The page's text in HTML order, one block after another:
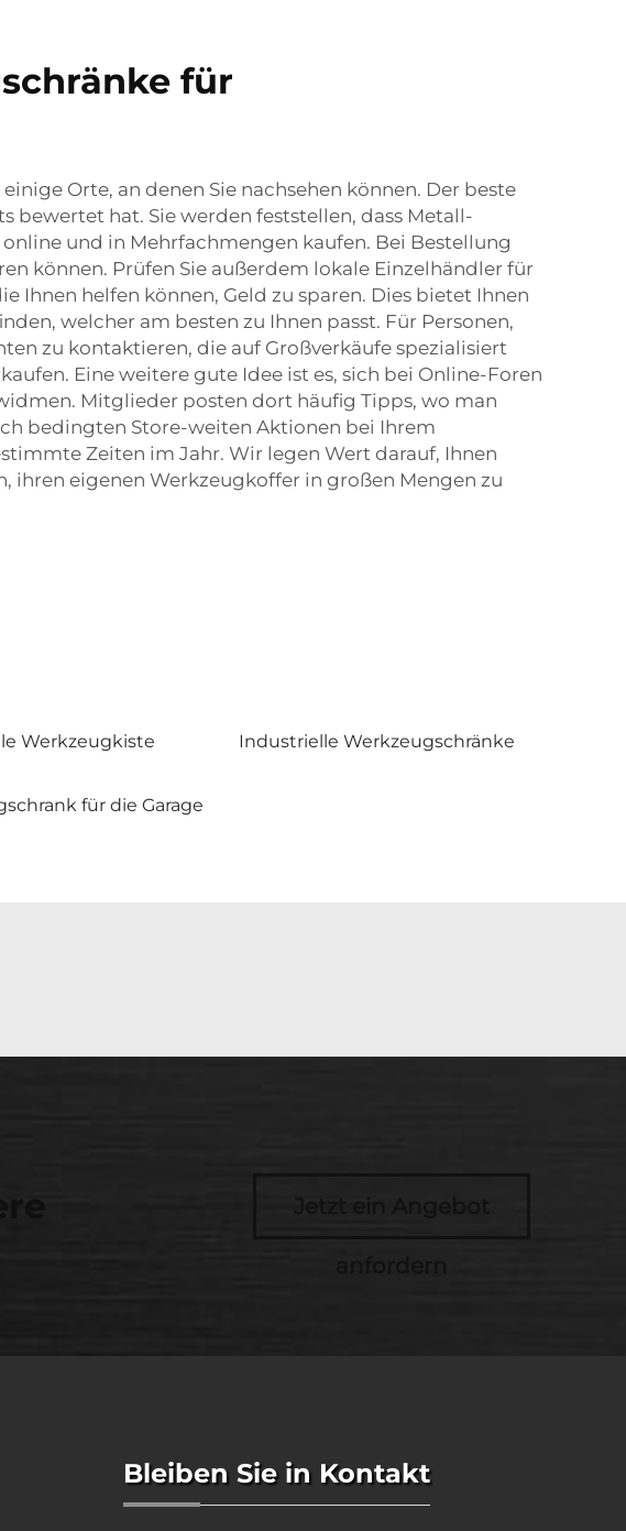
für
Orte, an denen Sie nachsehen können. Der beste
bewertet hat. Sie werden feststellen, dass Metall-
und in Mehrfachmengen kaufen. Bei Bestellung
können. Prüfen Sie außerdem lokale Einzelhändler für
Ihnen helfen können, Geld zu sparen. Dies bietet Ihnen
welcher am besten zu Ihnen passt. Für Personen,
zu kontaktieren, die auf Großverkäufe spezialisiert
Eine weitere gute Idee ist es, sich bei Online-Foren
Mitglieder posten dort häufig Tipps, wo man
bedingten Store-weiten Aktionen bei Ihrem
Zeiten im Jahr. Wir legen Wert darauf, Ihnen
ihren eigenen Werkzeugkoffer in großen Mengen zu
Werkzeugkiste Industrielle Werkzeugschränke
für die Garage
Bleiben Sie in Kontakt